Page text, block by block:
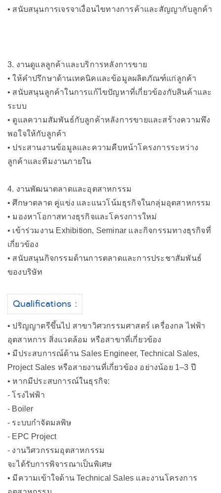
• สนับสนุนการเจรจาเงื่อนไขทางการค้าและสัญญากับลูกค้า
3. งานดูแลลูกค้าและบริการหลังการขาย
• ให้คำปรึกษาด้านเทคนิคและข้อมูลผลิตภัณฑ์แก่ลูกค้า
• สนับสนุนลูกค้าในการแก้ไขปัญหาที่เกี่ยวข้องกับสินค้าและ
ระบบ
• ดูแลความสัมพันธ์กับลูกค้าหลังการขายและสร้างความพึง
พอใจให้กับลูกค้า
• ประสานงานข้อมูลและความคืบหน้าโครงการระหว่าง
ลูกค้าและทีมงานภายใน
4. งานพัฒนาตลาดและอุตสาหกรรม
• ศึกษาตลาด คู่แข่ง และแนวโน้มธุรกิจในกลุ่มอุตสาหกรรม
• มองหาโอกาสทางธุรกิจและโครงการใหม่
• เข้าร่วมงาน Exhibition, Seminar และกิจกรรมทางธุรกิจที่
เกี่ยวข้อง
• สนับสนุนกิจกรรมด้านการตลาดและการประชาสัมพันธ์
ของบริษัท
Qualifications :
• ปริญญาตรีขึ้นไป สาขาวิศวกรรมศาสตร์ เครื่องกล ไฟฟ้า
อุตสาหการ สิ่งแวดล้อม หรือสาขาที่เกี่ยวข้อง
• มีประสบการณ์ด้าน Sales Engineer, Technical Sales,
Project Sales หรือสายงานที่เกี่ยวข้อง อย่างน้อย 1–3 ปี
• หากมีประสบการณ์ในธุรกิจ:
- โรงไฟฟ้า
- Boiler
- ระบบกำจัดมลพิษ
- EPC Project
- งานวิศวกรรมอุตสาหกรรม
จะได้รับการพิจารณาเป็นพิเศษ
• มีความเข้าใจด้าน Technical Sales และงานโครงการ